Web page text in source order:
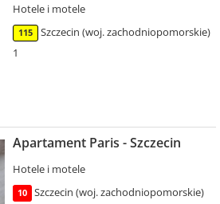
Hotele i motele
115
Szczecin (woj. zachodniopomorskie)
1
Apartament Paris - Szczecin
Hotele i motele
10
Szczecin (woj. zachodniopomorskie)